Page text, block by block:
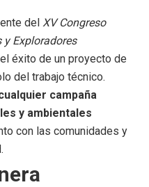
del XV Congreso
y Exploradores
éxito de un proyecto de
del trabajo técnico.
campaña
y ambientales
con las comunidades y